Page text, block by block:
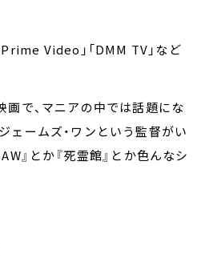
Video」「DMM TV」など
画で、マニアの中では話題にな
ェームズ・ワンという監督がい
』とか『死霊館』とか色んなシ